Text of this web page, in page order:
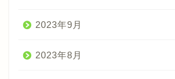
2023年9月
2023年8月